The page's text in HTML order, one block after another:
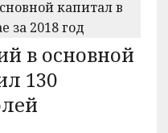
в основной
130